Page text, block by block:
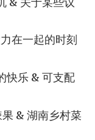
在一起的时刻
快乐 & 可支配
& 湖南乡村菜